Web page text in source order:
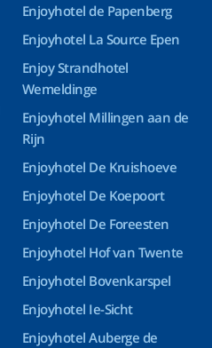
Enjoyhotel de Papenberg
Enjoyhotel La Source Epen
Enjoy Strandhotel
Wemeldinge
Enjoyhotel Millingen aan de
Rijn
Enjoyhotel De Kruishoeve
Enjoyhotel De Koepoort
Enjoyhotel De Foreesten
Enjoyhotel Hof van Twente
Enjoyhotel Bovenkarspel
Enjoyhotel Ie-Sicht
Enjoyhotel Auberge de